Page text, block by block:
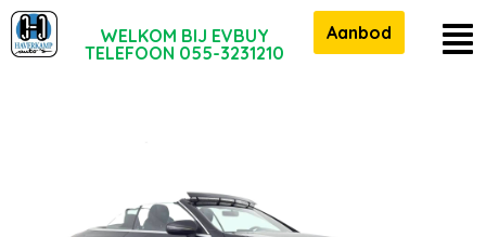
WELKOM BIJ EVBUY
TELEFOON 055-3231210
Aanbod